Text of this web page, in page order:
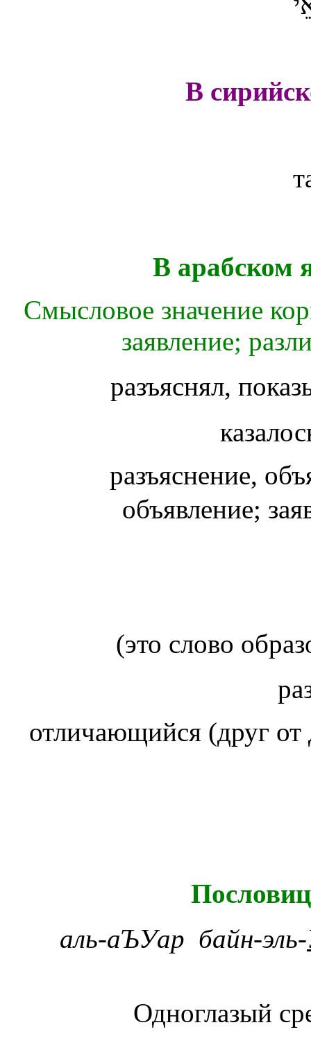
В
В арабском
Смысловое значение
заявление;
разъяснял,
разъяснение,
объявление;
отличающийся (друг
аль-аЪУар байн-эль-
Одноглазый